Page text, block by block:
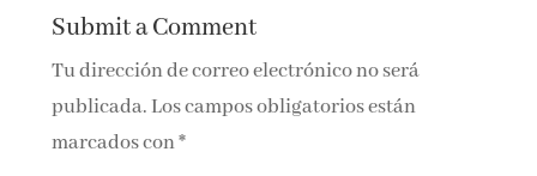
Submit a Comment
Tu dirección de correo electrónico no será
publicada. Los campos obligatorios están
marcados con*